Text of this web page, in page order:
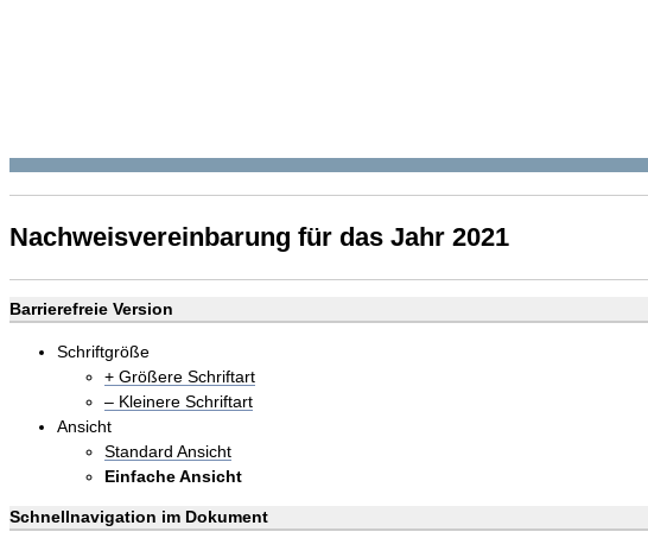
Nachweisvereinbarung für das Jahr 2021
Barrierefreie Version
Schriftgröße
+ Größere Schriftart
– Kleinere Schriftart
Ansicht
Standard Ansicht
Einfache Ansicht
Schnellnavigation im Dokument